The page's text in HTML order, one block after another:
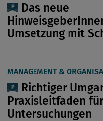
Das neue
Umsetzung mit
MANAGEMENT &
Richtiger
Praxisleitfaden
Untersuchungen